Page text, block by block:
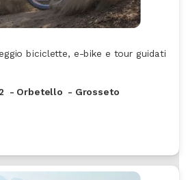
biciclette, e-bike e tour guidati
- Orbetello - Grosseto